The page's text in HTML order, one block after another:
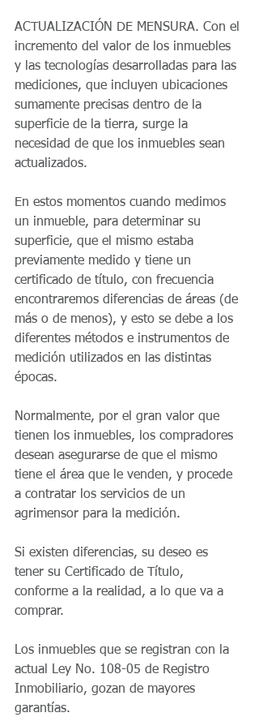
ACTUALIZACIÓN DE MENSURA. Con el
incremento del valor de los inmuebles
y las tecnologías desarrolladas para las
mediciones, que incluyen ubicaciones
sumamente precisas dentro de la
superficie de la tierra, surge la
necesidad de que los inmuebles sean
actualizados.
En estos momentos cuando medimos
un inmueble, para determinar su
superficie, que el mismo estaba
previamente medido y tiene un
certificado de título, con frecuencia
encontraremos diferencias de áreas (de
más o de menos), y esto se debe a los
diferentes métodos e instrumentos de
medición utilizados en las distintas
épocas.
Normalmente, por el gran valor que
tienen los inmuebles, los compradores
desean asegurarse de que el mismo
tiene el área que le venden, y procede
a contratar los servicios de un
agrimensor para la medición.
Si existen diferencias, su deseo es
tener su Certificado de Título,
conforme a la realidad, a lo que va a
comprar.
Los inmuebles que se registran con la
actual Ley No. 108-05 de Registro
Inmobiliario, gozan de mayores
garantías.